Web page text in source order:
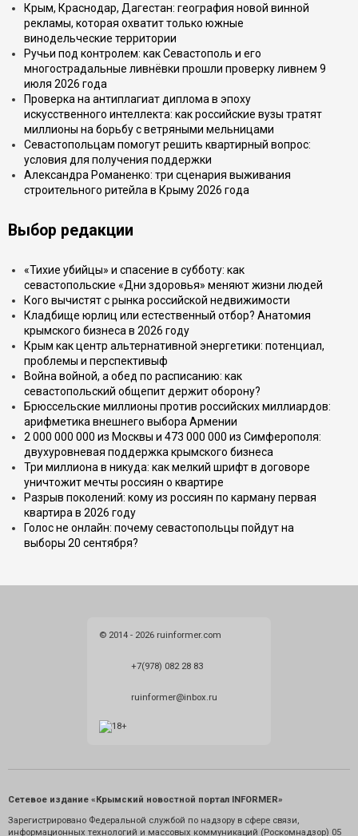
Крым, Краснодар, Дагестан: география новой винной
рекламы, которая охватит только южные
винодельческие территории
Ручьи под контролем: как Севастополь и его
многострадальные ливнёвки прошли проверку ливнем 9
июля 2026 года
Проверка на антиплагиат диплома в эпоху
искусственного интеллекта: как российские вузы тратят
миллионы на борьбу с ветряными мельницами
Севастопольцам помогут решить квартирный вопрос:
условия для получения поддержки
Александра Романенко: три сценария выживания
строительного ритейла в Крыму 2026 года
Выбор редакции
«Тихие убийцы» и спасение в субботу: как
севастопольские «Дни здоровья» меняют жизни людей
Кого вычистят с рынка российской недвижимости
Кладбище юрлиц или естественный отбор? Анатомия
крымского бизнеса в 2026 году
Крым как центр альтернативной энергетики: потенциал,
проблемы и перспективыф
Война войной, а обед по расписанию: как
севастопольский общепит держит оборону?
Брюссельские миллионы против российских миллиардов:
арифметика внешнего выбора Армении
2 000 000 000 из Москвы и 473 000 000 из Симферополя:
двухуровневая поддержка крымского бизнеса
Три миллиона в никуда: как мелкий шрифт в договоре
уничтожит мечты россиян о квартире
Разрыв поколений: кому из россиян по карману первая
квартира в 2026 году
Голос не онлайн: почему севастопольцы пойдут на
выборы 20 сентября?
© 2014 - 2026 ruinformer.com
+7(978) 082 28 83
ruinformer@inbox.ru
Сетевое издание «Крымский новостной портал INFORMER»
Зарегистрировано Федеральной службой по надзору в сфере связи,
информационных технологий и массовых коммуникаций (Роскомнадзор) 05